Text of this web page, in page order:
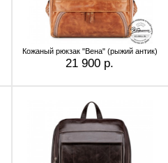
Кожаный рюкзак "Вена" (рыжий антик)
21 900 р.